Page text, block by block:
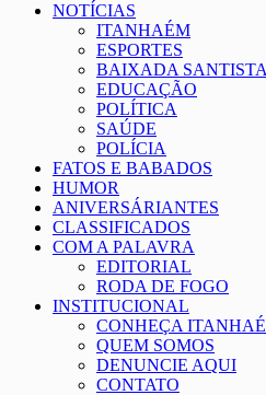
NOTÍCIAS
ITANHAÉM
ESPORTES
BAIXADA SANTISTA
EDUCAÇÃO
POLÍTICA
SAÚDE
POLÍCIA
FATOS E BABADOS
HUMOR
ANIVERSÁRIANTES
CLASSIFICADOS
COM A PALAVRA
EDITORIAL
RODA DE FOGO
INSTITUCIONAL
CONHEÇA
QUEM SOMOS
DENUNCIE AQUI
CONTATO